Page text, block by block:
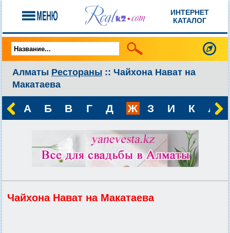
ИНТЕРНЕТ
КАТАЛОГ
Алматы Рестораны :: Чайхона Нават на
Макатаева
А Б В Г Д Ж З И К Л
Чайхона Нават на Макатаева